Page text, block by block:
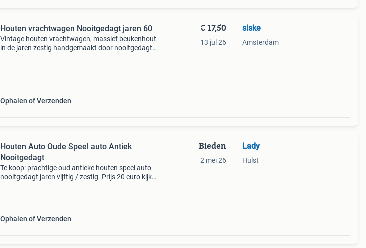
Houten vrachtwagen Nooitgedagt jaren 60
Vintage houten vrachtwagen, massief beukenhout
in de jaren zestig handgemaakt door nooitgedagt
Ophalen of Verzenden
€ 17,50
13 jul 26
siske
Amsterdam
Houten Auto Oude Speel auto Antiek
Nooitgedagt
Te koop: prachtige oud antieke houten speel auto
nooitgedagt jaren vijftig / zestig. Prijs 20 euro kijk
Ophalen of Verzenden
Bieden
2 mei 26
Lady
Hulst